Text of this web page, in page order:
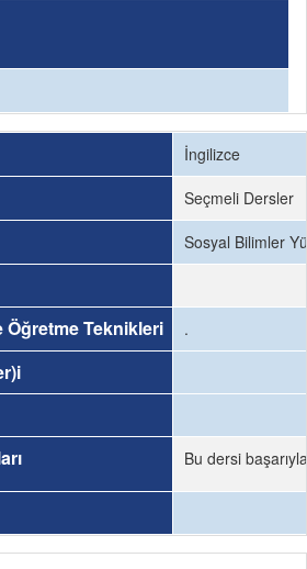
İngilizce
Seçmeli Dersler
Sosyal Bilimler
Öğretme Teknikleri
.
Bu dersi